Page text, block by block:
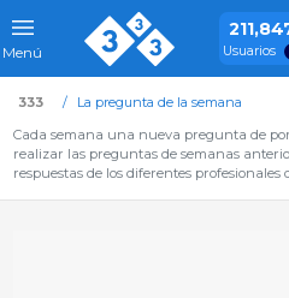
Menú Usuarios
333
La pregunta de la semana
Cada semana una nueva pregunta de
realizar las preguntas de semanas
respuestas de los diferentes profesionales